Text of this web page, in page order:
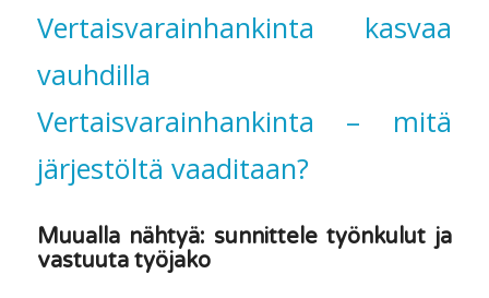
Vertaisvarainhankinta kasvaa
vauhdilla
Vertaisvarainhankinta – mitä
järjestöltä vaaditaan?
Muualla nähtyä: sunnittele työnkulut ja
vastuuta työjako